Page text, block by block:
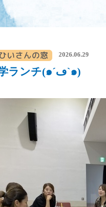
2026.06.29
大学ランチ(๑´ڡ`๑)